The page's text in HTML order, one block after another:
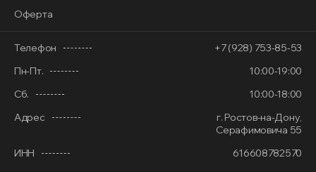
Оферта
Телефон
+7 (928) 753-85-53
Пн-Пт.
10:00-19:00
Сб.
10:00-18:00
Адрес
г. Ростов-на-Дону,
Серафимовича 55
ИНН
616608782570